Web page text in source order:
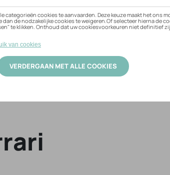
voertuig